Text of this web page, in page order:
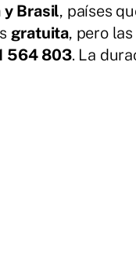
y Brasil, países
gratuita, pero
564 803. La